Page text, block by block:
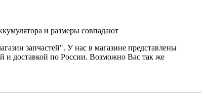
и размеры совпадают
запчастей". У нас в магазине представлены
и доставкой по России. Возможно Вас так же